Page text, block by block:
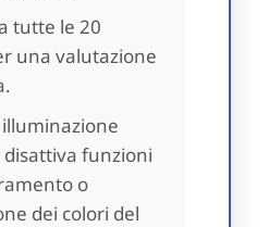
tutte le 20
una valutazione
funzioni
o
dei colori del